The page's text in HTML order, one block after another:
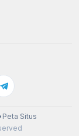
Peta Situs